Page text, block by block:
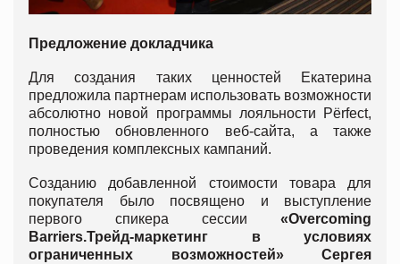
Предложение докладчика
Для создания таких ценностей Екатерина
предложила партнерам использовать возможности
абсолютно новой программы лояльности Pёrfect,
полностью обновленного веб-сайта, а также
проведения комплексных кампаний.
Созданию добавленной стоимости товара для
покупателя было посвящено и выступление
первого спикера сессии «Overcoming
Barriers.Трейд-маркетинг в условиях
ограниченных возможностей»
Сергея